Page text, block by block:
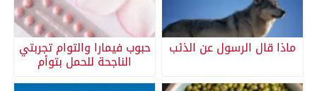
ماذا قال الرسول عن الذئب حبوب فيمارا والتوام تجربتي
الناجحة للحمل بتوأم